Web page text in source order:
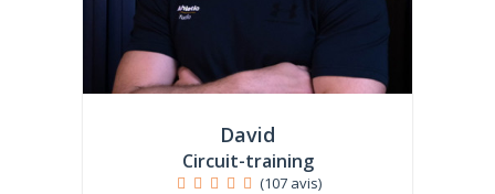
David
Circuit-training
(107 avis)